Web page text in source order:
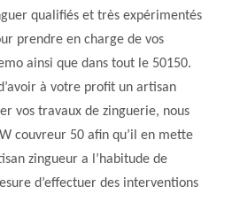
qualifiés et très expérimentés
prendre en charge de vos
ainsi que dans tout le 50150.
à votre profit un artisan
vos travaux de zinguerie, nous
couvreur 50 afin qu’il en mette
zingueur a l’habitude de
d’effectuer des interventions